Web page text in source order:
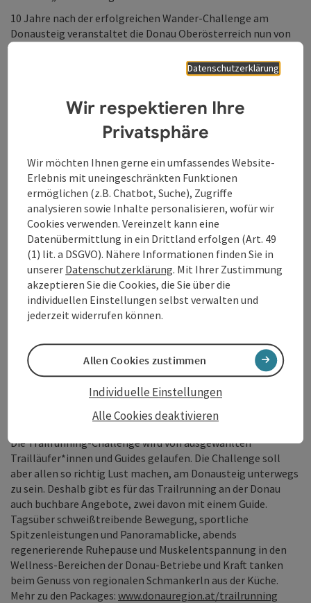
10 Jahre nach der erfolgreichen Wander-Challenge am
Donausteig veranstaltet die Donau Oberösterreich nun von
Challenge. Dabei legt eine Gruppe begeisterter
Trailrunner*innen gemeinsam mit täglich wechselnden,
Reiter, Florian Reiter und Sandra Koblmüller den Donausteig
im Laufschritt zurück. Zusätzlich wird die Donausteig
Trailrunning-Challenge von bekannten Influencerinnen wie
Szene begleitet. Die Teilnehmer*innen wurden von einer Jury
ausgewählt und die viertägige Tour findet unter Einhaltung
konsequenter Gesundheitsschutzmaßnahmen und
Testungen statt. Ausgestattet werden die Teilnehmer*innen
und Guides vom Sportausrüster Salomon, dessen innovative
Produktpalette dafür sorgt, dass die Gruppe bei der
Herausforderung auf dem abwechslungsreichen Terrain mit
Selbstbewusstsein und Sicherheit auftritt. Interessierte
können die Trailrunning-Challenge an allen vier Tagen live
am Instagram Kanal der Donau Oberösterreich
@donauregionverfolgen!
Alle Informationen rund um die Challenge:
www.donauregion.at/trailrunning
durch die Donauregion
Die Trailrunning-Challenge wird von ausgewählten
Trailläufer*innen und Guides gelaufen. Die Challenge soll
aber allen so richtig Lust machen, am Donausteig unterwegs
zu sein. Deshalb gibt es für das Trailrunning an der Donau
auch buchbare Angebote, zwei davon mit einem Guide.
Tagsüber schweißtreibende Bewegung, sportliche
Spitzenleistungen und Panoramablicke, abends
regenerierende Ruhepause und Muskelentspannung in den
Wellness-Bereichen der Donau-Betriebe und Kraft tanken
beim Genuss von regionalen Schmankerln aus der Küche.
Mehr zu den Packages: www.donauregion.at/trailrunning
Datenschutzerklärung
Wir respektieren Ihre
Privatsphäre
Wir möchten Ihnen gerne ein umfassendes Website-
Erlebnis mit uneingeschränkten Funktionen
ermöglichen (z.B. Chatbot, Suche), Zugriffe
analysieren sowie Inhalte personalisieren, wofür wir
Cookies verwenden. Vereinzelt kann eine
Datenübermittlung in ein Drittland erfolgen (Art. 49
(1) lit. a DSGVO). Nähere Informationen finden Sie in
unserer Datenschutzerklärung. Mit Ihrer Zustimmung
akzeptieren Sie die Cookies, die Sie über die
individuellen Einstellungen selbst verwalten und
jederzeit widerrufen können.
Alle Cookies deaktivieren
Individuelle Einstellungen
Allen Cookies zustimmen